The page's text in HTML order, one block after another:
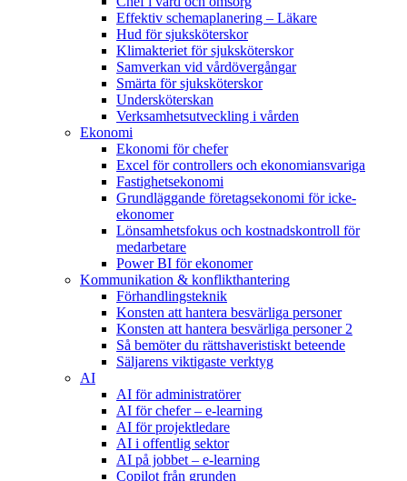
Effektiv schemaplanering – Läkare
Hud för sjuksköterskor
Klimakteriet för sjuksköterskor
Samverkan vid vårdövergångar
Smärta för sjuksköterskor
Undersköterskan
Verksamhetsutveckling i vården
Ekonomi
Ekonomi för chefer
Excel för controllers och ekonomiansvariga
Fastighetsekonomi
Grundläggande företagsekonomi för icke-
ekonomer
Lönsamhetsfokus och kostnadskontroll för
medarbetare
Power BI för ekonomer
Kommunikation & konflikthantering
Förhandlingsteknik
Konsten att hantera besvärliga personer
Konsten att hantera besvärliga personer 2
Så bemöter du rättshaveristiskt beteende
Säljarens viktigaste verktyg
AI
AI för administratörer
AI för chefer – e-learning
AI för projektledare
AI i offentlig sektor
AI på jobbet – e-learning
Copilot från grunden